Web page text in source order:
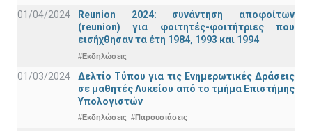
01/04/2024
Reunion 2024: συνάντηση αποφοίτων
(reunion) για φοιτητές-φοιτήτριες που
εισήχθησαν τα έτη 1984, 1993 και 1994
#Εκδηλώσεις
01/03/2024
Δελτίο Τύπου για τις Ενημερωτικές Δράσεις
σε μαθητές Λυκείου από το τμήμα Επιστήμης
Υπολογιστών
#Εκδηλώσεις #Παρουσιάσεις